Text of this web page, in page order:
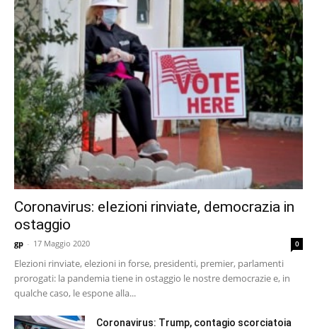
Coronavirus: elezioni rinviate, democrazia in
ostaggio
gp - 17 Maggio 2020 0
Elezioni rinviate, elezioni in forse, presidenti, premier, parlamenti
prorogati: la pandemia tiene in ostaggio le nostre democrazie e, in
qualche caso, le espone alla...
Coronavirus: Trump, contagio scorciatoia